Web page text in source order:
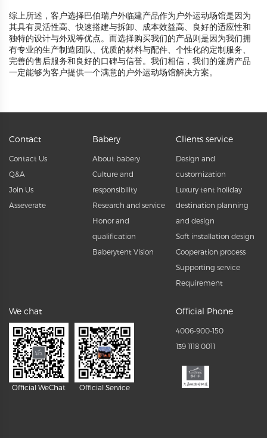
综上所述，客户选择巴伯瑞户外临建产品作为户外运动场馆是因为
其具有灵活性高、快速搭建与拆卸、成本效益高、良好的适应性和
独特的设计与外观等优点。而选择购买我们的产品则是因为我们拥
有专业的生产制造团队、优质的材料与配件、个性化的定制服务、
完善的售后服务和良好的口碑与信誉。我们相信，我们的篷房产品
一定能够为客户提供一个满意的户外运动场馆解决方案。
Contact
Contact Us
Q&A
Join Us
Asseverate
Babery
About babery
Culture and
responsibility
Research and service
Honor and
qualification
Baberytent Vision
Clients service
Design and
customization
Luxury tent holiday
destination planning
and design
Soft installation design
Cooperation process
Supporting service
Requirement
We chat
Official WeChat Official Service
Official Phone
4006-900-150
139 1118 0011